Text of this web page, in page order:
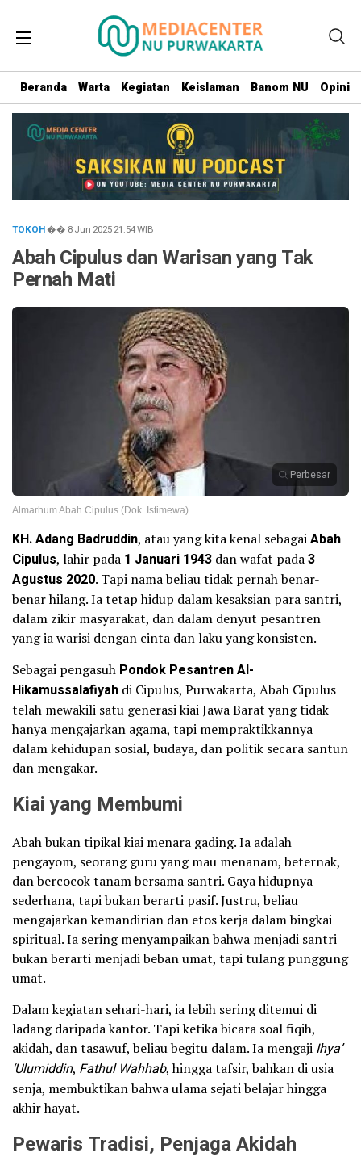
Beranda Warta Kegiatan Keislaman Banom NU Opini
TOKOH�� 8 Jun 202521:54WIB
Abah Cipulus dan Warisan yang Tak
Pernah Mati
Perbesar
Almarhum Abah Cipulus (Dok. Istimewa)
KH. Adang Badruddin, atau yang kita kenal sebagaiAbah
Cipulus, lahir pada 1 Januari 1943 dan wafat pada3
Agustus 2020. Tapi nama beliau tidak pernah benar-
benar hilang. Ia tetap hidup dalam kesaksian para santri,
dalam zikir masyarakat, dan dalam denyut pesantren
yang ia warisi dengan cinta dan laku yang konsisten.
Sebagai pengasuh Pondok Pesantren Al-
Hikamussalafiyah di Cipulus, Purwakarta, Abah Cipulus
telah mewakili satu generasi kiai Jawa Barat yang tidak
hanya mengajarkan agama, tapi mempraktikkannya
dalam kehidupan sosial, budaya, dan politik secara santun
dan mengakar.
Kiai yang Membumi
Abah bukan tipikal kiai menara gading. Ia adalah
pengayom, seorang guru yang mau menanam, beternak,
dan bercocok tanam bersama santri. Gaya hidupnya
sederhana, tapi bukan berarti pasif. Justru, beliau
mengajarkan kemandirian dan etos kerja dalam bingkai
spiritual. Ia sering menyampaikan bahwa menjadi santri
bukan berarti menjadi beban umat, tapi tulang punggung
umat.
Dalam kegiatan sehari-hari, ia lebih sering ditemui di
ladang daripada kantor. Tapi ketika bicara soal fiqih,
akidah, dan tasawuf, beliau begitu dalam. Ia mengaji Ihya’
‘Ulumiddin, Fathul Wahhab, hingga tafsir, bahkan di usia
senja, membuktikan bahwa ulama sejati belajar hingga
akhir hayat.
Pewaris Tradisi, Penjaga Akidah